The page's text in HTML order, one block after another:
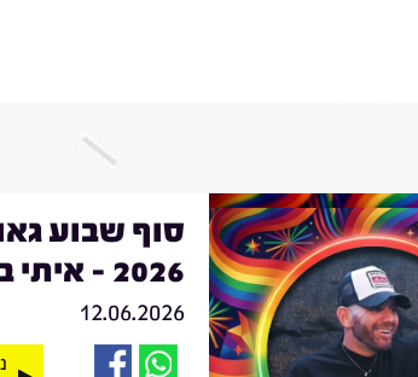
סוף שבוע
2026 - איתי בצלאלי
12.06.2026